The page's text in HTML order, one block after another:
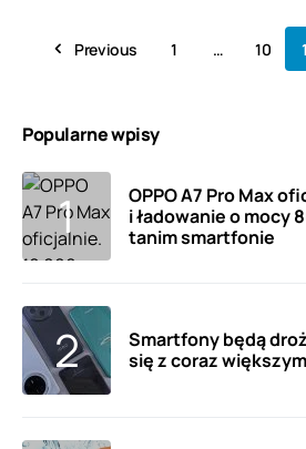
Previous 1 … 10
Popularne wpisy
OPPO A7 Pro Max
i ładowanie o mocy
tanim smartfonie
Smartfony będą
się z coraz